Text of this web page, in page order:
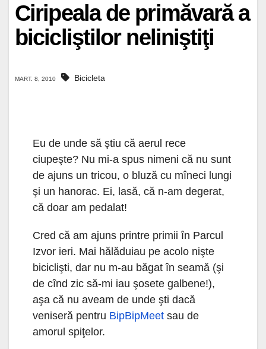
Ciripeala de primăvară a
bicicliştilor neliniştiţi
MART. 8, 2010 Bicicleta
Eu de unde să ştiu că aerul rece
ciupeşte? Nu mi-a spus nimeni că nu sunt
de ajuns un tricou, o bluză cu mîneci lungi
şi un hanorac. Ei, lasă, că n-am degerat,
că doar am pedalat!
Cred că am ajuns printre primii în Parcul
Izvor ieri. Mai hălăduiau pe acolo nişte
biciclişti, dar nu m-au băgat în seamă (şi
de cînd zic să-mi iau şosete galbene!),
aşa că nu aveam de unde şti dacă
veniseră pentru BipBipMeet sau de
amorul spiţelor.